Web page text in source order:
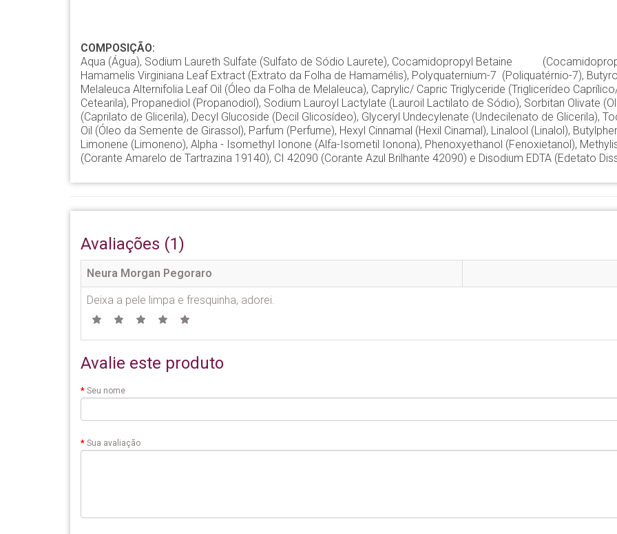
COMPOSIÇÃO:
Aqua (Água), Sodium Laureth Sulfate (Sulfato de Sódio Laurete), Cocamidopropyl Betaine
Hamamelis Virginiana Leaf Extract (Extrato da Folha de Hamamélis), Polyquaternium-7 (Poliquatérnio-7),
Melaleuca Alternifolia Leaf Oil (Óleo da Folha de Melaleuca), Caprylic/ Capric Triglyceride (Triglicerídeo
Cetearila), Propanediol (Propanodiol), Sodium Lauroyl Lactylate (Lauroil Lactilato de Sódio), Sorbitan Olivate
(Caprilato de Glicerila), Decyl Glucoside (Decil Glicosídeo), Glyceryl Undecylenate (Undecilenato de Glicerila),
Oil (Óleo da Semente de Girassol), Parfum (Perfume), Hexyl Cinnamal (Hexil Cinamal), Linalool (Linalol),
Limonene (Limoneno), Alpha - Isomethyl Ionone (Alfa-Isometil Ionona), Phenoxyethanol (Fenoxietanol),
(Corante Amarelo de Tartrazina 19140), CI 42090 (Corante Azul Brilhante 42090) e Disodium EDTA (Edetato
Avaliações (1)
Neura Morgan Pegoraro
Deixa a pele limpa e fresquinha, adorei.
Avalie este produto
Seu nome
Sua avaliação